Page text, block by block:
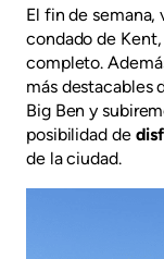
El fin de
condado de
completo.
más destacables
Big Ben y
posibilidad de
de la ciudad.